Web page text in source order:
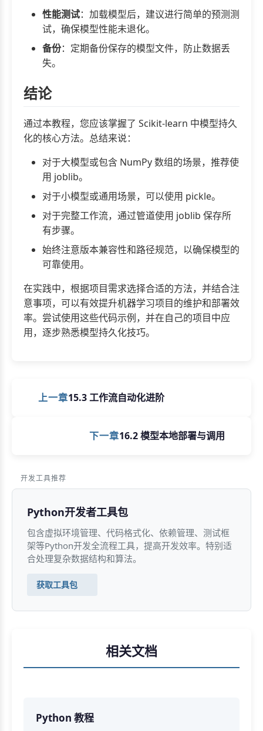
性能测试：加载模型后，建议进行简单的预测测
试，确保模型性能未退化。
备份：定期备份保存的模型文件，防止数据丢
失。
结论
通过本教程，您应该掌握了 Scikit-learn 中模型持久
化的核心方法。总结来说：
对于大模型或包含 NumPy 数组的场景，推荐使
用 joblib。
对于小模型或通用场景，可以使用 pickle。
对于完整工作流，通过管道使用 joblib 保存所
有步骤。
始终注意版本兼容性和路径规范，以确保模型的
可靠使用。
在实践中，根据项目需求选择合适的方法，并结合注
意事项，可以有效提升机器学习项目的维护和部署效
率。尝试使用这些代码示例，并在自己的项目中应
用，逐步熟悉模型持久化技巧。
上一章15.3 工作流自动化进阶
下一章16.2 模型本地部署与调用
开发工具推荐
Python开发者工具包
包含虚拟环境管理、代码格式化、依赖管理、测试框
架等Python开发全流程工具，提高开发效率。特别适
合处理复杂数据结构和算法。
获取工具包
相关文档
Python 教程